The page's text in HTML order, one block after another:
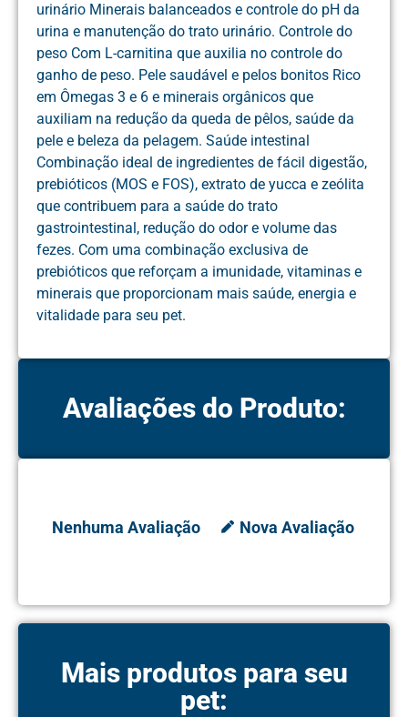
Avaliações do Produto:
urinário Minerais balanceados e controle do pH da
urina e manutenção do trato urinário. Controle do
peso Com L-carnitina que auxilia no controle do
ganho de peso. Pele saudável e pelos bonitos Rico
em Ômegas 3 e 6 e minerais orgânicos que
auxiliam na redução da queda de pêlos, saúde da
pele e beleza da pelagem. Saúde intestinal
Combinação ideal de ingredientes de fácil digestão,
prebióticos (MOS e FOS), extrato de yucca e zeólita
que contribuem para a saúde do trato
gastrointestinal, redução do odor e volume das
fezes. Com uma combinação exclusiva de
prebióticos que reforçam a imunidade, vitaminas e
minerais que proporcionam mais saúde, energia e
vitalidade para seu pet.
Nenhuma Avaliação Nova Avaliação
Mais produtos para seu
pet: